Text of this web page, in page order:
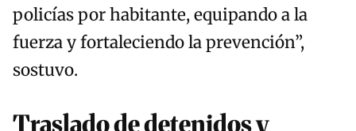
policías por habitante, equipando a la
fuerza y fortaleciendo la prevención”,
sostuvo.
Traslado de detenidos y